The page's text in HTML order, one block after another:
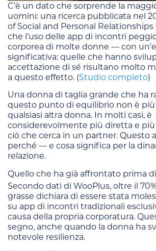
C’è un dato che sorprende la
uomini: una ricerca pubblicata nel
of Social and Personal
che l’uso delle app di incontri
corporea di molte donne — con
significativa: quelle che hanno
accettazione di sé risultano molto
a questo effetto. (Studio completo)
Una donna di taglia grande che ha
questo punto di equilibrio non è più
qualsiasi altra donna. In molti casi, è
considerevolmente più diretta e più
ciò che cerca in un partner. Questo
perché — e cosa significa per la
relazione.
Quello che ha già affrontato prima
Secondo dati di WooPlus, oltre il
grasse dichiara di essere stata
su app di incontri tradizionali
causa della propria corporatura.
segno, anche quando la donna ha
notevole resilienza.